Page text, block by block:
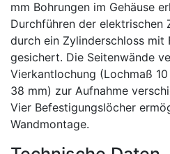
mm Bohrungen im Gehäuse
Durchführen der elektrischen
durch ein Zylinderschloss mit
gesichert. Die Seitenwände
Vierkantlochung (Lochmaß
38 mm) zur Aufnahme
Vier Befestigungslöcher
Wandmontage.